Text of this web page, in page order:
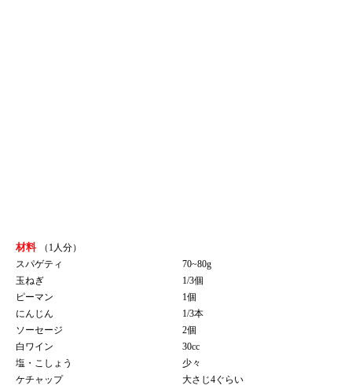
材料
（1人分）
スパゲティ
70~80g
玉ねぎ
1/3個
ピーマン
1個
にんじん
1/3本
ソーセージ
2個
白ワイン
30cc
塩・こしょう
少々
ケチャップ
大さじ4ぐらい